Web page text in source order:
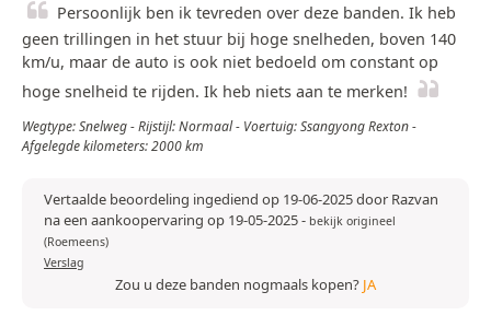
Persoonlijk ben ik tevreden over deze banden. Ik heb
geen trillingen in het stuur bij hoge snelheden, boven 140
km/u, maar de auto is ook niet bedoeld om constant op
hoge snelheid te rijden. Ik heb niets aan te merken!
Wegtype: Snelweg - Rijstijl: Normaal - Voertuig: Ssangyong Rexton -
Afgelegde kilometers: 2000 km
Vertaalde beoordeling ingediend op 19-06-2025 door Razvan
na een aankoopervaring op 19-05-2025- bekijk origineel
(Roemeens)
Verslag
Zou u deze banden nogmaals kopen? JA